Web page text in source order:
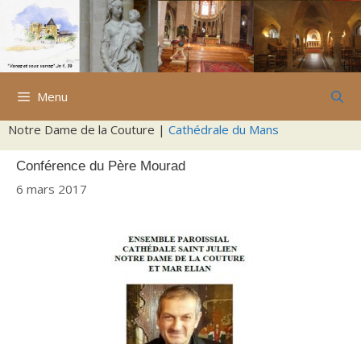
Aller
contenu
Menu
Notre Dame de la Couture | Cathédrale du Mans
Conférence du Père Mourad
6 mars 2017